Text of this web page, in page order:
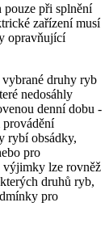
při splnění
zařízení musí
opravňující
druhy ryb
nedosáhly
denní dobu -
rybí obsádky,
pro
výjimky lze rovněž
druhů ryb,
pro